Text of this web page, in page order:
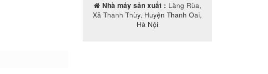
Nhà máy sản xuất : Làng Rùa,
Xã Thanh Thùy, Huyện Thanh Oai,
Hà Nội